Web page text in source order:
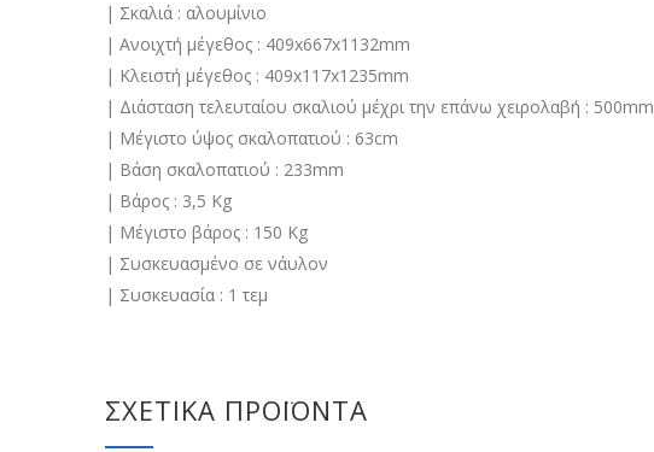
| Σκαλιά : αλουμίνιο
| Ανοιχτή μέγεθος : 409x667x1132mm
| Κλειστή μέγεθος : 409x117x1235mm
| Διάσταση τελευταίου σκαλιού μέχρι την επάνω χειρολαβή : 500mm
| Μέγιστο ύψος σκαλοπατιού : 63cm
| Βάση σκαλοπατιού : 233mm
| Βάρος : 3,5 Κg
| Μέγιστο βάρος : 150 Kg
| Συσκευασμένο σε νάυλον
| Συσκευασία : 1 τεμ
ΣΧΕΤΙΚΆ ΠΡΟΪΌΝΤΑ